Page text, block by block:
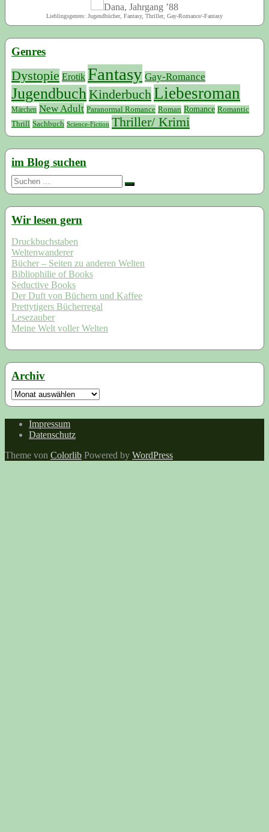
Dana, Jahrgang ’88
Lieblingsgenres: Jugendbücher, Fantasy, Thriller, Gay-Romance/-Fantasy
Genres
Dystopie Erotik Fantasy Gay-Romance
Jugendbuch Kinderbuch Liebesroman
Märchen New Adult Paranormal Romance Roman Romance Romantic
Thrill Sachbuch Science-Fiction Thriller/ Krimi
im Blog suchen
Suchen
nach:
Wir lesen gern
Druckbuchstaben
Weltenwanderer
Bücher – Seiten zu anderen Welten
Bibliophilie of Books
Seductive Books
Der Duft von Büchern und Kaffee
Prettytigers Bücherregal
Lesezauber
Meine Welt voller Welten
Archiv
Archiv
Impressum
Datenschutz
Theme von Colorlib Powered by WordPress